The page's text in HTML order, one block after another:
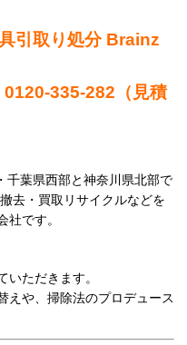
引取り処分 Brainz
0120-335-282（見積
千葉県西部と神奈川県北部で
去・買取リサイクルなどを
です。
いただきます。
えや、掃除法のプロデュース